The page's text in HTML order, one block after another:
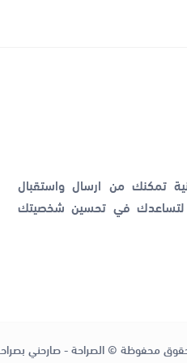
تمكنك من ارسال واستقبال
لتساعدك في تحسين شخصيتك
محفوظة © الصراحة - صارحني بصراحة